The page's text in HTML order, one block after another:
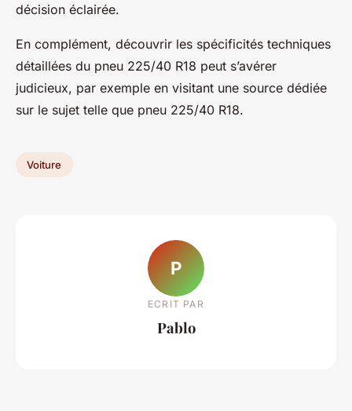
décision éclairée.
En complément, découvrir les spécificités techniques
détaillées du pneu 225/40 R18 peut s’avérer
judicieux, par exemple en visitant une source dédiée
sur le sujet telle que pneu 225/40 R18.
Voiture
P
ECRIT PAR
Pablo